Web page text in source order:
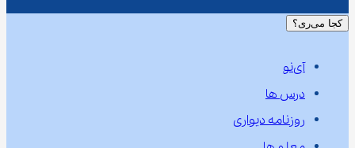
کجا می‌ری؟
آی‌نو
درس ها
روزنامه دیواری